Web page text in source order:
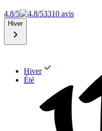
4.8/5 3310 avis
Hiver
Hiver
Été